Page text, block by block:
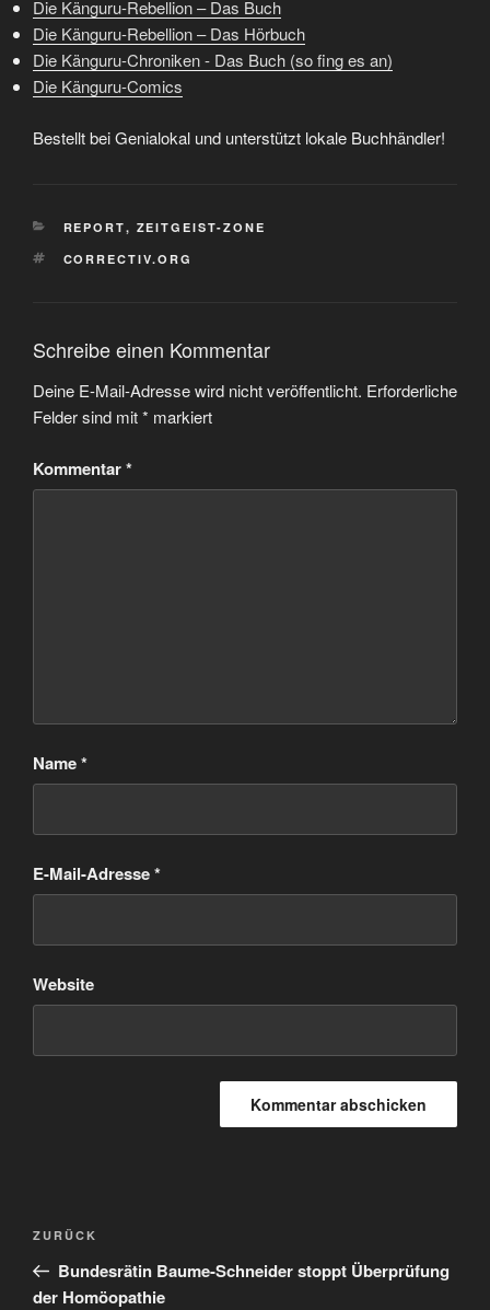
Die Känguru-Rebellion – Das Buch
Die Känguru-Rebellion – Das Hörbuch
Die Känguru-Chroniken - Das Buch (so fing es an)
Die Känguru-Comics
Bestellt bei Genialokal und unterstützt lokale Buchhändler!
KATEGORIEN
REPORT, ZEITGEIST-ZONE
SCHLAGWÖRTER
CORRECTIV.ORG
Schreibe einen Kommentar
Deine E-Mail-Adresse wird nicht veröffentlicht. Erforderliche
Felder sind mit* markiert
Kommentar*
Name*
E-Mail-Adresse*
Website
Beitragsnavigation
Vorheriger
Beitrag
ZURÜCK
Bundesrätin Baume-Schneider stoppt Überprüfung
der Homöopathie